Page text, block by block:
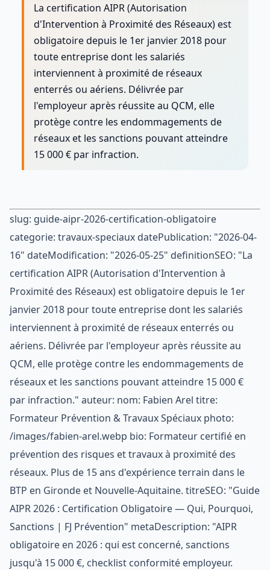
La certification AIPR (Autorisation
d'Intervention à Proximité des Réseaux) est
obligatoire depuis le 1er janvier 2018 pour
toute entreprise dont les salariés
interviennent à proximité de réseaux
enterrés ou aériens. Délivrée par
l'employeur après réussite au QCM, elle
protège contre les endommagements de
réseaux et les sanctions pouvant atteindre
15 000 € par infraction.
slug: guide-aipr-2026-certification-obligatoire
categorie: travaux-speciaux datePublication: "2026-04-
16" dateModification: "2026-05-25" definitionSEO: "La
certification AIPR (Autorisation d'Intervention à
Proximité des Réseaux) est obligatoire depuis le 1er
janvier 2018 pour toute entreprise dont les salariés
interviennent à proximité de réseaux enterrés ou
aériens. Délivrée par l'employeur après réussite au
QCM, elle protège contre les endommagements de
réseaux et les sanctions pouvant atteindre 15 000 €
par infraction." auteur: nom: Fabien Arel titre:
Formateur Prévention & Travaux Spéciaux photo:
/images/fabien-arel.webp bio: Formateur certifié en
prévention des risques et travaux à proximité des
réseaux. Plus de 15 ans d'expérience terrain dans le
BTP en Gironde et Nouvelle-Aquitaine. titreSEO: "Guide
AIPR 2026 : Certification Obligatoire — Qui, Pourquoi,
Sanctions | FJ Prévention" metaDescription: "AIPR
obligatoire en 2026 : qui est concerné, sanctions
jusqu'à 15 000 €, checklist conformité employeur.